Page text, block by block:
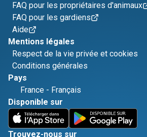
FAQ pour les propriétaires d'animaux
FAQ pour les gardiens
Aide
Mentions légales
Respect de la vie privée et cookies
Conditions générales
Pays
France - Français
Disponible sur
Trouvez-nous sur